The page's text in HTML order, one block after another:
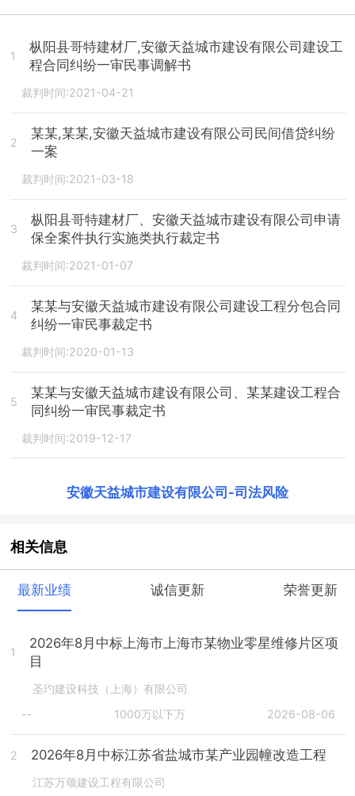
1
枞阳县哥特建材厂,安徽天益城市建设有限公司建设工
程合同纠纷一审民事调解书
裁判时间:2021-04-21
2
某某,某某,安徽天益城市建设有限公司民间借贷纠纷
一案
裁判时间:2021-03-18
3
枞阳县哥特建材厂、安徽天益城市建设有限公司申请
保全案件执行实施类执行裁定书
裁判时间:2021-01-07
4
某某与安徽天益城市建设有限公司建设工程分包合同
纠纷一审民事裁定书
裁判时间:2020-01-13
5
某某与安徽天益城市建设有限公司、某某建设工程合
同纠纷一审民事裁定书
裁判时间:2019-12-17
安徽天益城市建设有限公司 -司法风险
相关信息
最新业绩 诚信更新 荣誉更新
1
2026年8月中标上海市上海市某物业零星维修片区项
目
圣玓建设科技（上海）有限公司
--
1000万以下万 2026-08-06
2 2026年8月中标江苏省盐城市某产业园幢改造工程
江苏万颂建设工程有限公司